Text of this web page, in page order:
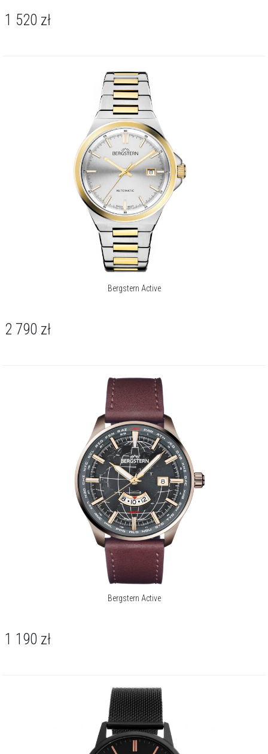
1 520 zł
Bergstern Active
2 790 zł
Bergstern Active
1 190 zł